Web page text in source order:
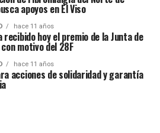
apoyos en El Viso
hace 11 años
recibido hoy el premio de la Junta de
motivo del 28F
hace 11 años
acciones de solidaridad y garantía